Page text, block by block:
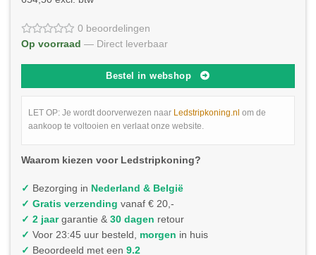
0 beoordelingen
Op voorraad — Direct leverbaar
Bestel in webshop
LET OP: Je wordt doorverwezen naar Ledstripkoning.nl om de
aankoop te voltooien en verlaat onze website.
Waarom kiezen voor Ledstripkoning?
✓ Bezorging in Nederland & België
✓ Gratis verzending vanaf € 20,-
✓ 2 jaargarantie & 30 dagen retour
✓ Voor 23:45 uur besteld, morgen in huis
✓ Beoordeeld met een 9.2